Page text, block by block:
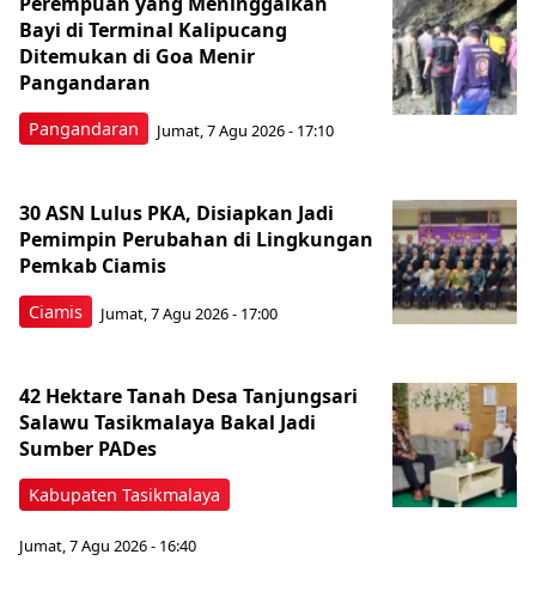
Pangandaran
Bayi di Terminal Kalipucang
Ditemukan di Goa Menir
Pangandaran
Jumat, 7 Agu 2026 - 17:10
Ciamis
30 ASN Lulus PKA, Disiapkan Jadi
Pemimpin Perubahan di Lingkungan
Pemkab Ciamis
Jumat, 7 Agu 2026 - 17:00
Kabupaten Tasikmalaya
42 Hektare Tanah Desa Tanjungsari
Salawu Tasikmalaya Bakal Jadi
Sumber PADes
Jumat, 7 Agu 2026 - 16:40